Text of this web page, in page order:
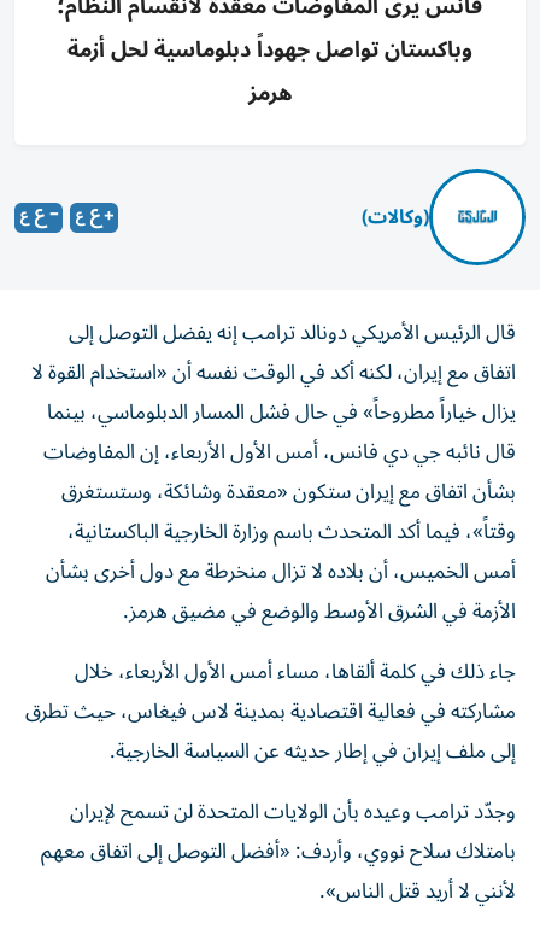
وباكستان تواصل جهوداً دبلوماسية لحل أزمة
هرمز
(وكالات)
قال الرئيس الأمريكي دونالد ترامب إنه يفضل التوصل إلى
اتفاق مع إيران، لكنه أكد في الوقت نفسه أن «استخدام القوة لا
يزال خياراً مطروحاً» في حال فشل المسار الدبلوماسي، بينما
قال نائبه جي دي فانس، أمس الأول الأربعاء، إن المفاوضات
بشأن اتفاق مع إيران ستكون «معقدة وشائكة، وستستغرق
وقتاً»، فيما أكد المتحدث باسم وزارة الخارجية الباكستانية،
أمس الخميس، أن بلاده لا تزال منخرطة مع دول أخرى بشأن
الأزمة في الشرق الأوسط والوضع في مضيق هرمز.
جاء ذلك في كلمة ألقاها، مساء أمس الأول الأربعاء، خلال
مشاركته في فعالية اقتصادية بمدينة لاس فيغاس، حيث تطرق
إلى ملف إيران في إطار حديثه عن السياسة الخارجية.
وجدّد ترامب وعيده بأن الولايات المتحدة لن تسمح لإيران
بامتلاك سلاح نووي، وأردف: «أفضل التوصل إلى اتفاق معهم
لأنني لا أريد قتل الناس».